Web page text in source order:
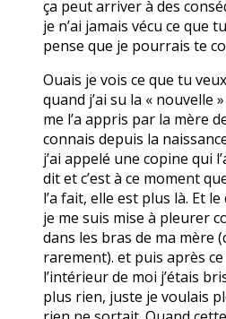
ça peut arriver à des
je n’ai jamais vécu ce que
pense que je pourrais te
Ouais je vois ce que tu
quand j’ai su la « nouvelle
me l’a appris par la mère
connais depuis la
j’ai appelé une copine qui
dit et c’est à ce moment
l’a fait, elle est plus là. Et
je me suis mise à pleurer
dans les bras de ma mère
rarement). et puis après
l’intérieur de moi j’étais
plus rien, juste je voulais